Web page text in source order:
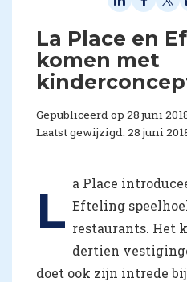
La Place en
komen met
Gepubliceerd op 28 juni
Laatst gewijzigd: 28 juni
L a Place
Efteling
restaurants. Het
dertien
doet ook zijn intrede